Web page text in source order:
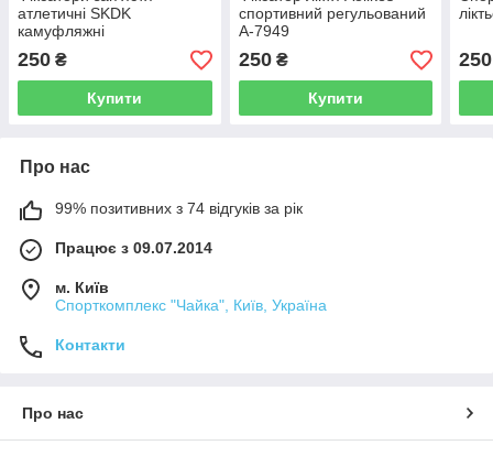
атлетичні SKDK
камуфляжні
250 ₴
Купити
спортивний регульований
А-7949
250₴
Купити
250
Про нас
99% позитивних з 74 відгуків за рік
Працює з 09.07.2014
м. Київ
Спорткомплекс "Чайка", Київ, Україна
Контакти
Про нас